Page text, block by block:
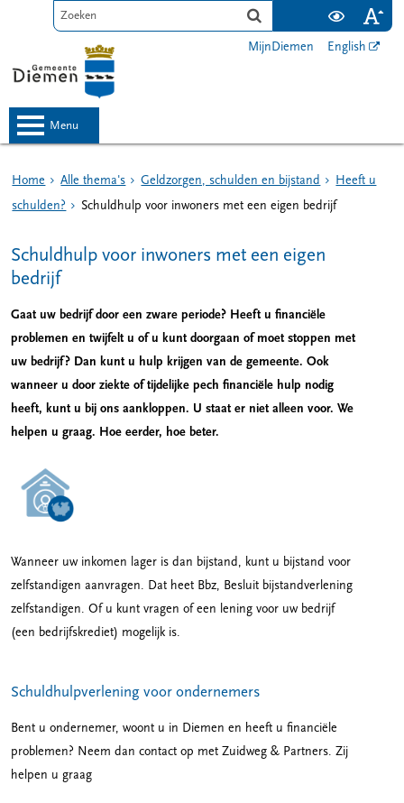
MijnDiemen English
menu
Home Alle thema's Geldzorgen, schulden en bijstand
Heeft u
schulden?
Schuldhulp voor inwoners met een eigen bedrijf
Schuldhulp voor inwoners met een eigen
bedrijf
Gaat uw bedrijf door een zware periode? Heeft u financiële
problemen en twijfelt u of u kunt doorgaan of moet stoppen met
uw bedrijf? Dan kunt u hulp krijgen van de gemeente. Ook
wanneer u door ziekte of tijdelijke pech financiële hulp nodig
heeft, kunt u bij ons aankloppen. U staat er niet alleen voor. We
helpen u graag. Hoe eerder, hoe beter.
Wanneer uw inkomen lager is dan bijstand, kunt u bijstand voor
zelfstandigen aanvragen. Dat heet Bbz, Besluit bijstandverlening
zelfstandigen. Of u kunt vragen of een lening voor uw bedrijf
(een bedrijfskrediet) mogelijk is.
Schuldhulpverlening voor ondernemers
Bent u ondernemer, woont u in Diemen en heeft u financiële
problemen? Neem dan contact op met Zuidweg & Partners. Zij
helpen u graag